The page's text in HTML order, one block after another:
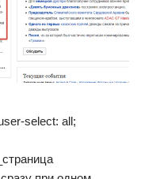
select: all;